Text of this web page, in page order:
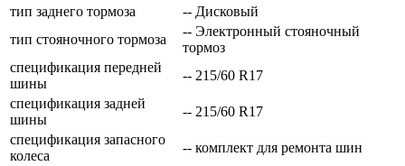
тип заднего тормоза
-- Дисковый
тип стояночного тормоза
-- Электронный стояночный
тормоз
спецификация передней
шины
-- 215/60 R17
спецификация задней
шины
-- 215/60 R17
спецификация запасного
колеса
-- комплект для ремонта шин